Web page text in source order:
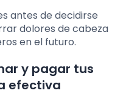
antes de decidirse
dolores de cabeza
en el futuro.
y pagar tus
efectiva